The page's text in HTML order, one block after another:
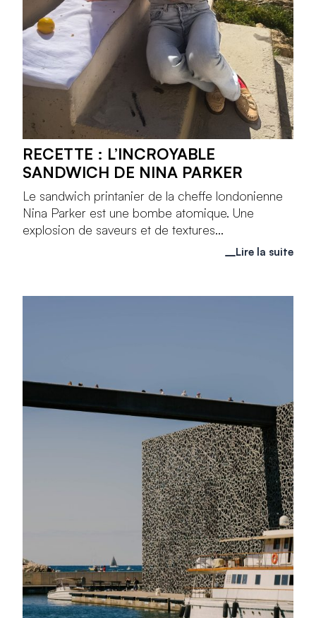
RECETTE : L’INCROYABLE
SANDWICH DE NINA PARKER
Le sandwich printanier de la cheffe londonienne
Nina Parker est une bombe atomique. Une
explosion de saveurs et de textures...
Lire la suite